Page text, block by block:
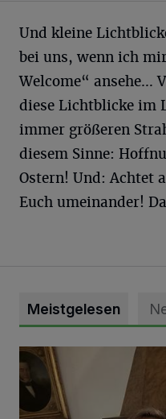
Und kleine
bei uns, wenn ich
Welcome“ ansehe…
diese Lichtblicke im
immer größeren
diesem Sinne:
Ostern! Und: Achtet
Euch umeinander!
Meistgelesen
„Loss dir nix jefalle“ in 7